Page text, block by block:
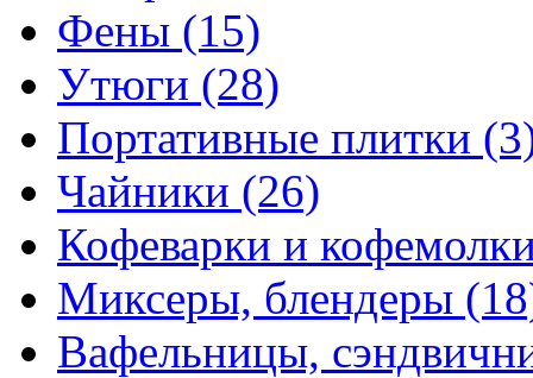
Фены (15)
Утюги (28)
Портативные плитки
Чайники (26)
Кофеварки и
Миксеры, блендеры
Вафельницы,